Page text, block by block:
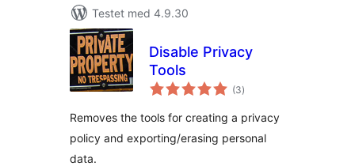
Testet med 4.9.30
Disable Privacy
Tools
(3totale
vurderinger
)
Removes the tools for creating a privacy
policy and exporting/erasing personal
data.